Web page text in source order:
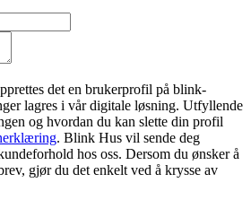
det en brukerprofil på blink-
lagres i vår digitale løsning. Utfyllende
og hvordan du kan slette din profil
. Blink Hus vil sende deg
hos oss. Dersom du ønsker å
gjør du det enkelt ved å krysse av